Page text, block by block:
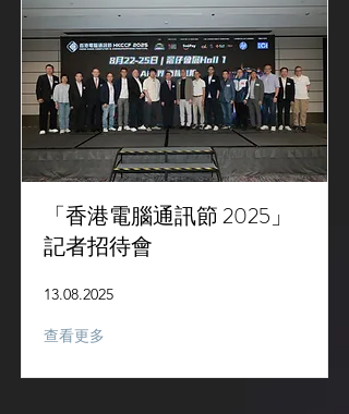
「香港電腦通訊節 2025」
記者招待會
13.08.2025
查看更多